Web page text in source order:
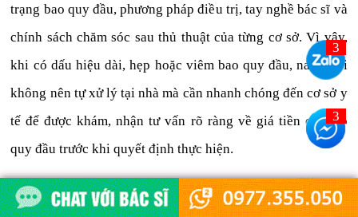
trạng bao quy đầu, phương pháp điều trị, tay nghề bác sĩ và
chính sách chăm sóc sau thủ thuật của từng cơ sở. Vì vậy,
khi có dấu hiệu dài, hẹp hoặc viêm bao quy đầu, nam giới
không nên tự xử lý tại nhà mà cần nhanh chóng đến cơ sở y
tế để được khám, nhận tư vấn rõ ràng về giá tiền cắt bao
quy đầu trước khi quyết định thực hiện.
Để đảm bảo an toàn và tối ưu về chi phí, người bệnh nên